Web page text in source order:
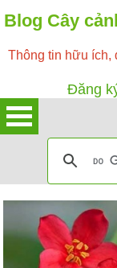
Blog Cây
Thông tin hữu ích,
Đăng